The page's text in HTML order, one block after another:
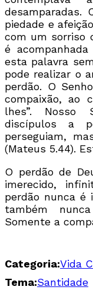
desamparadas.
piedade e
com um sorriso
é
esta palavra
pode realizar o
perdão. O
compaixão, ao
lhes”. Nosso
discípulos a
perseguiam,
(Mateus 5.44).
O perdão de
imerecido,
perdão nunca é
também
Somente a
Categoria:Vida
Tema:Santidade